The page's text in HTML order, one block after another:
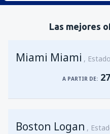
Las mejores
Miami Miami
A PARTIR DE:
Boston Logan